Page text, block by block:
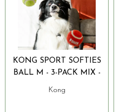
KONG SPORT SOFTIES
BALL M - 3-PACK MIX -
Ø 6,5CM
Kong